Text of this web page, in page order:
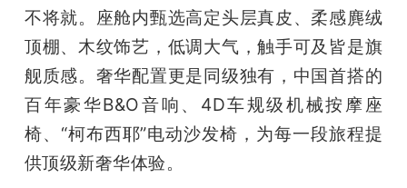
不将就。座舱内甄选高定头层真皮、柔感麂绒
顶棚、木纹饰艺，低调大气，触手可及皆是旗
舰质感。奢华配置更是同级独有，中国首搭的
百年豪华B&O音响、4D车规级机械按摩座
椅、“柯布西耶”电动沙发椅，为每一段旅程提
供顶级新奢华体验。